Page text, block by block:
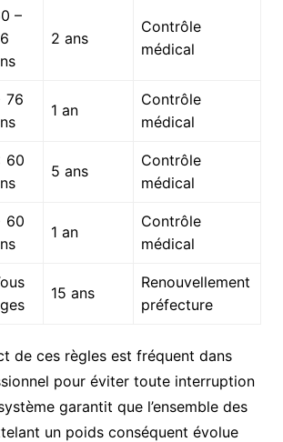
–
2 ans
Contrôle
médical
76
1 an
Contrôle
médical
60
5 ans
Contrôle
médical
60
1 an
Contrôle
médical
15 ans
Renouvellement
préfecture
de ces règles est fréquent dans
pour éviter toute interruption
garantit que l’ensemble des
un poids conséquent évolue